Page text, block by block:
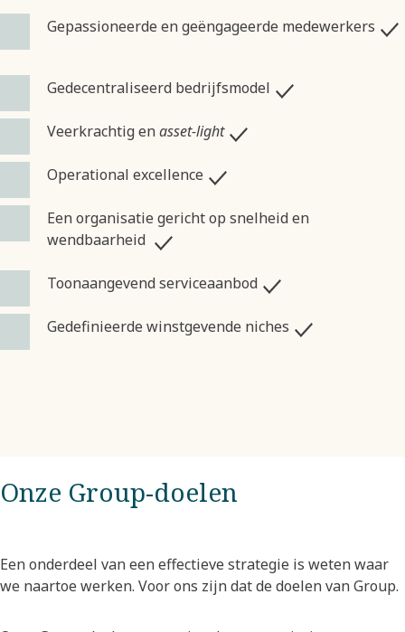
Gepassioneerde en geëngageerde medewerkers
Gedecentraliseerd bedrijfsmodel
Veerkrachtig enasset-light
Operational excellence
Een organisatie gericht op snelheid en
wendbaarheid
Toonaangevend serviceaanbod
Gedefinieerde winstgevende niches
Onze Group-doelen
Een onderdeel van een effectieve strategie is weten waar
we naartoe werken. Voor ons zijn dat de doelen van Group. ​